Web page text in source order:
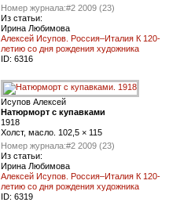
Номер журнала:#2 2009 (23)
Из статьи:
Ирина Любимова
Алексей Исупов. Россия–Италия К 120-
летию со дня рождения художника
ID: 6316
Исупов Алексей
Натюрморт с купавками
1918
Холст, масло. 102,5 × 115
Номер журнала:#2 2009 (23)
Из статьи:
Ирина Любимова
Алексей Исупов. Россия–Италия К 120-
летию со дня рождения художника
ID: 6319